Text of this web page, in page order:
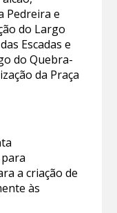
Pedreira e
do Largo
Escadas e
do Quebra-
da Praça
a criação de
às